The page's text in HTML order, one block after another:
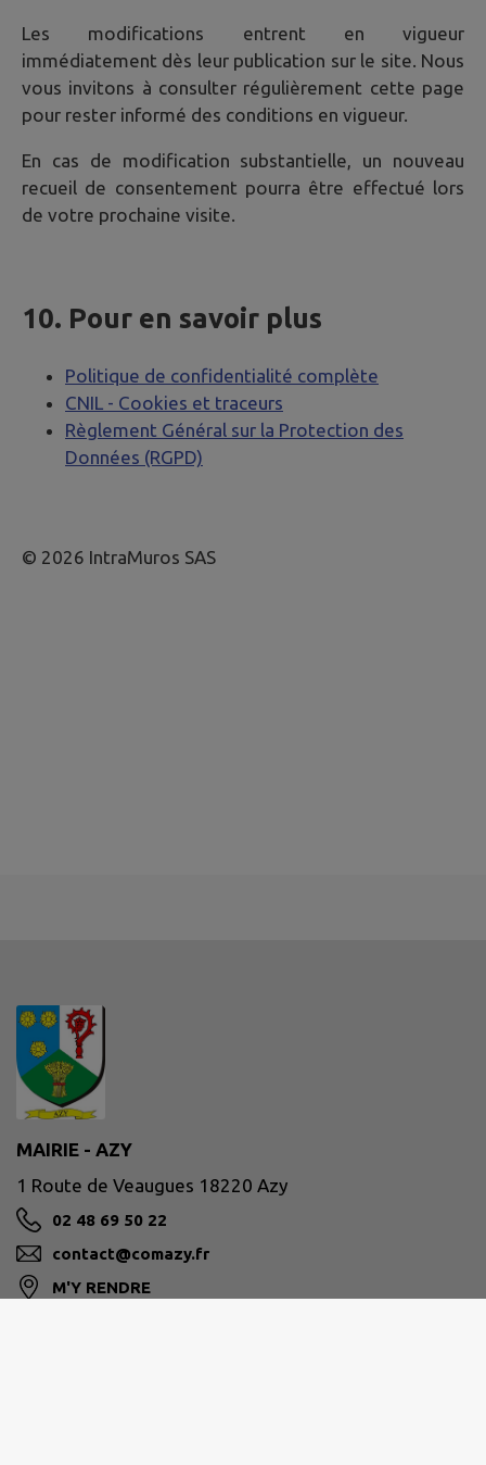
Les modifications entrent en vigueur
immédiatement dès leur publication sur le site. Nous
vous invitons à consulter régulièrement cette page
pour rester informé des conditions en vigueur.
En cas de modification substantielle, un nouveau
recueil de consentement pourra être effectué lors
de votre prochaine visite.
10. Pour en savoir plus
Politique de confidentialité complète
CNIL - Cookies et traceurs
Règlement Général sur la Protection des
Données (RGPD)
© 2026 IntraMuros SAS
MAIRIE - AZY
1 Route de Veaugues 18220 Azy
02 48 69 50 22
contact@comazy.fr
M'Y RENDRE